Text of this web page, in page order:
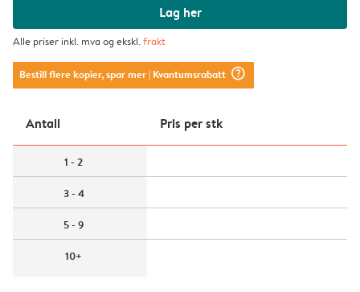
Lag her
Alle priser inkl. mva og ekskl.frakt
Bestill flere kopier, spar mer| Kvantumsrabatt question_mark_circle
Antall Pris per stk
1 - 2
3 - 4
5 - 9
10+